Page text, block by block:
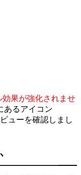
果が強化されませ
あるアイコン
ューを確認しまし